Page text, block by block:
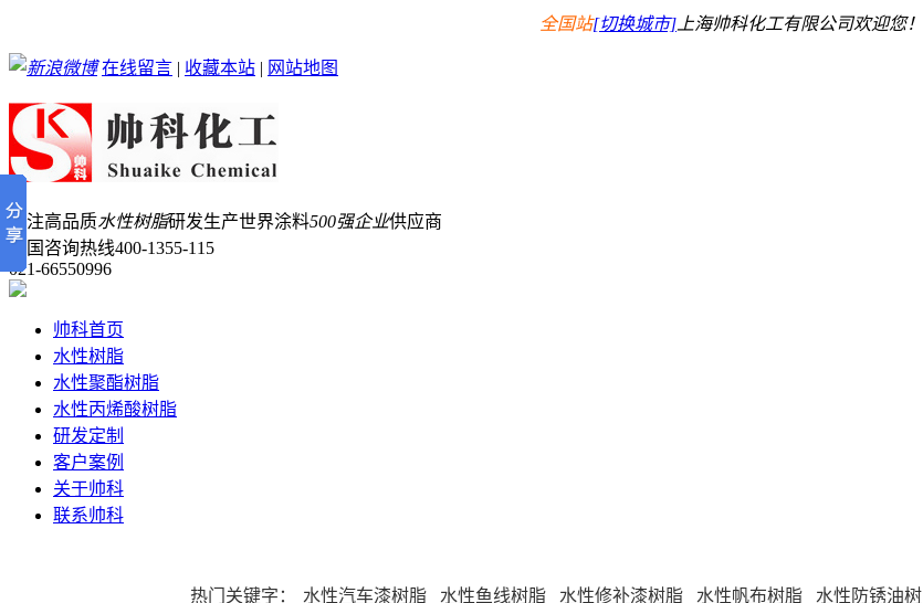
上海帅科化工有限公司欢迎您！
全国站[切换城市]
在线留言 | 收藏本站 | 网站地图
专注高品质水性树脂研发生产世界涂料500强企业供应商
全国咨询热线400-1355-115
021-66550996
帅科首页
水性树脂
水性聚酯树脂
水性丙烯酸树脂
研发定制
客户案例
关于帅科
联系帅科
热门关键字： 水性汽车漆树脂 水性鱼线树脂 水性修补漆树脂 水性帆布树脂 水性防锈油树